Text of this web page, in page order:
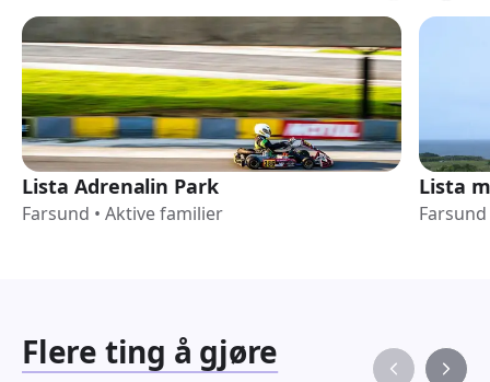
Lista Adrenalin Park
Farsund • Aktive familier
Lista
Farsund
Flere ting å gjøre